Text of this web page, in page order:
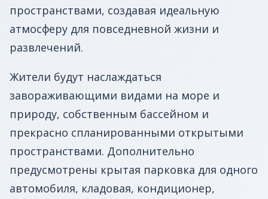
пространствами, создавая идеальную
атмосферу для повседневной жизни и
развлечений.
Жители будут наслаждаться
завораживающими видами на море и
природу, собственным бассейном и
прекрасно спланированными открытыми
пространствами. Дополнительно
предусмотрены крытая парковка для одного
автомобиля, кладовая, кондиционер,